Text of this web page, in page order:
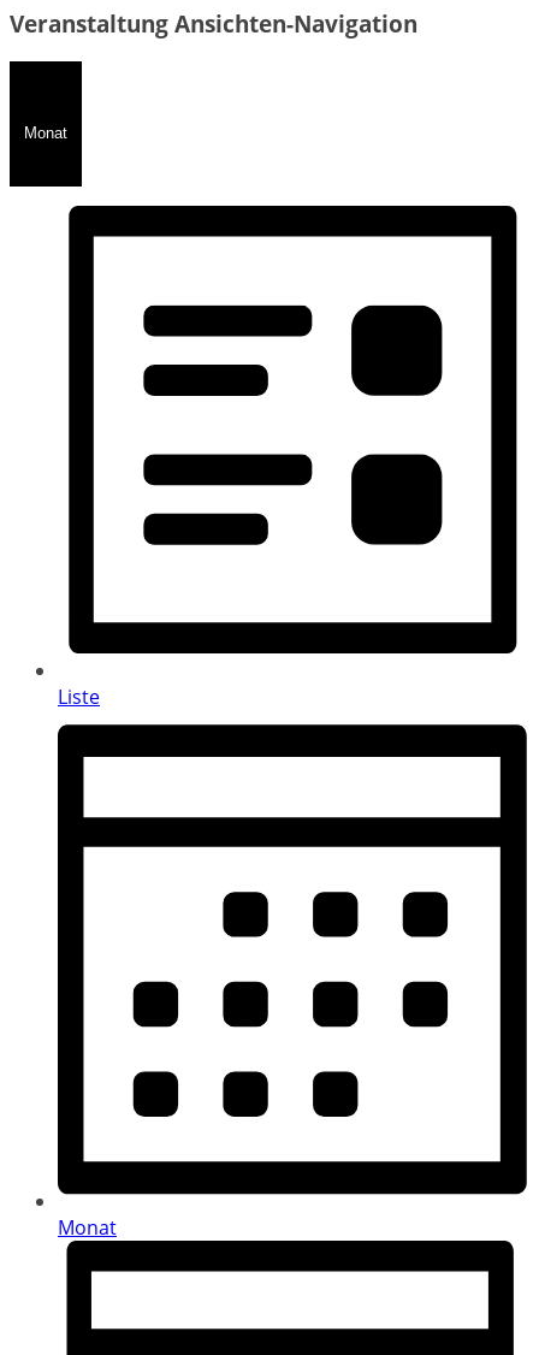
Veranstaltung Ansichten-Navigation
Monat
Liste
Monat